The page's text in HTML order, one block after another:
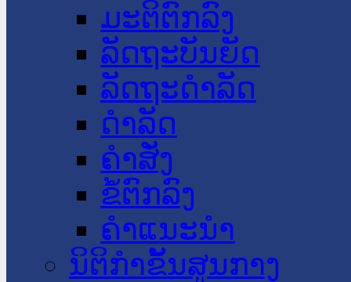
ມະຕິຕົກລົງ
ລັດຖະບັນຍັດ
ລັດຖະດໍາລັດ
ດໍາລັດ
ຄໍາສັ່ງ
ຂໍ້ຕົກລົງ
ຄໍາແນະນໍາ
ນິຕິກໍາຂັ້ນສູນກາງ